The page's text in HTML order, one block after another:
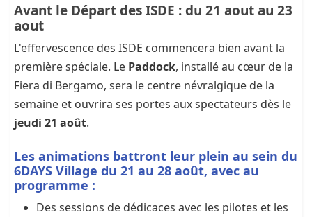
Avant le Départ des ISDE : du 21 aout au 23
aout
L'effervescence des ISDE commencera bien avant la
première spéciale. Le Paddock, installé au cœur de la
Fiera di Bergamo, sera le centre névralgique de la
semaine et ouvrira ses portes aux spectateurs dès le
jeudi 21 août.
Les animations battront leur plein au sein du
6DAYS Village du 21 au 28 août, avec au
programme :
Des sessions de dédicaces avec les pilotes et les